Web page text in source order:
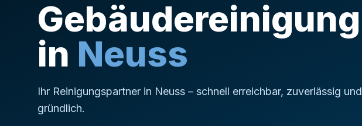
Gebäudereinigung
in Neuss
Ihr Reinigungspartner in Neuss – schnell erreichbar, zuverlässig und
gründlich.